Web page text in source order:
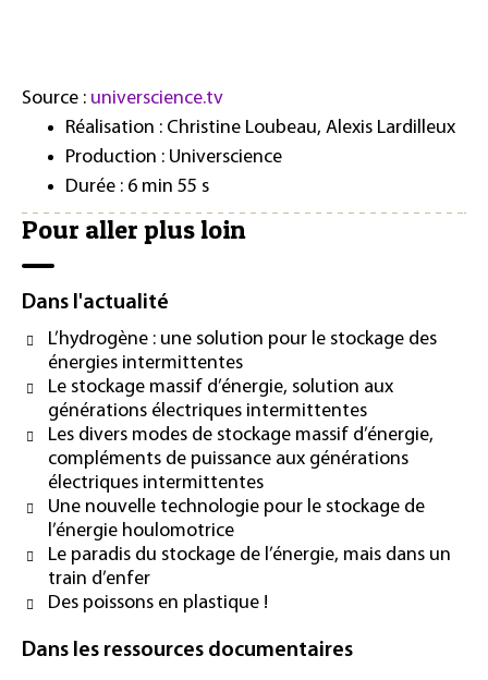
Source : universcience.tv
Réalisation : Christine Loubeau, Alexis Lardilleux
Production : Universcience
Durée : 6 min 55 s
Pour aller plus loin
Dans l'actualité
L’hydrogène : une solution pour le stockage des
énergies intermittentes
Le stockage massif d’énergie, solution aux
générations électriques intermittentes
Les divers modes de stockage massif d’énergie,
compléments de puissance aux générations
électriques intermittentes
Une nouvelle technologie pour le stockage de
l’énergie houlomotrice
Le paradis du stockage de l’énergie, mais dans un
train d’enfer
Des poissons en plastique !
Dans les ressources documentaires